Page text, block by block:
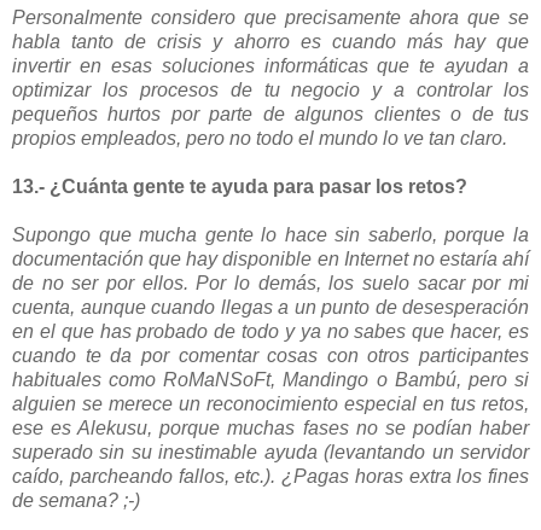
Personalmente considero que precisamente ahora que se
habla tanto de crisis y ahorro es cuando más hay que
invertir en esas soluciones informáticas que te ayudan a
optimizar los procesos de tu negocio y a controlar los
pequeños hurtos por parte de algunos clientes o de tus
propios empleados, pero no todo el mundo lo ve tan claro.
13.- ¿Cuánta gente te ayuda para pasar los retos?
Supongo que mucha gente lo hace sin saberlo, porque la
documentación que hay disponible en Internet no estaría ahí
de no ser por ellos. Por lo demás, los suelo sacar por mi
cuenta, aunque cuando llegas a un punto de desesperación
en el que has probado de todo y ya no sabes que hacer, es
cuando te da por comentar cosas con otros participantes
habituales como RoMaNSoFt, Mandingo o Bambú, pero si
alguien se merece un reconocimiento especial en tus retos,
ese es Alekusu, porque muchas fases no se podían haber
superado sin su inestimable ayuda (levantando un servidor
caído, parcheando fallos, etc.). ¿Pagas horas extra los fines
de semana? ;-)